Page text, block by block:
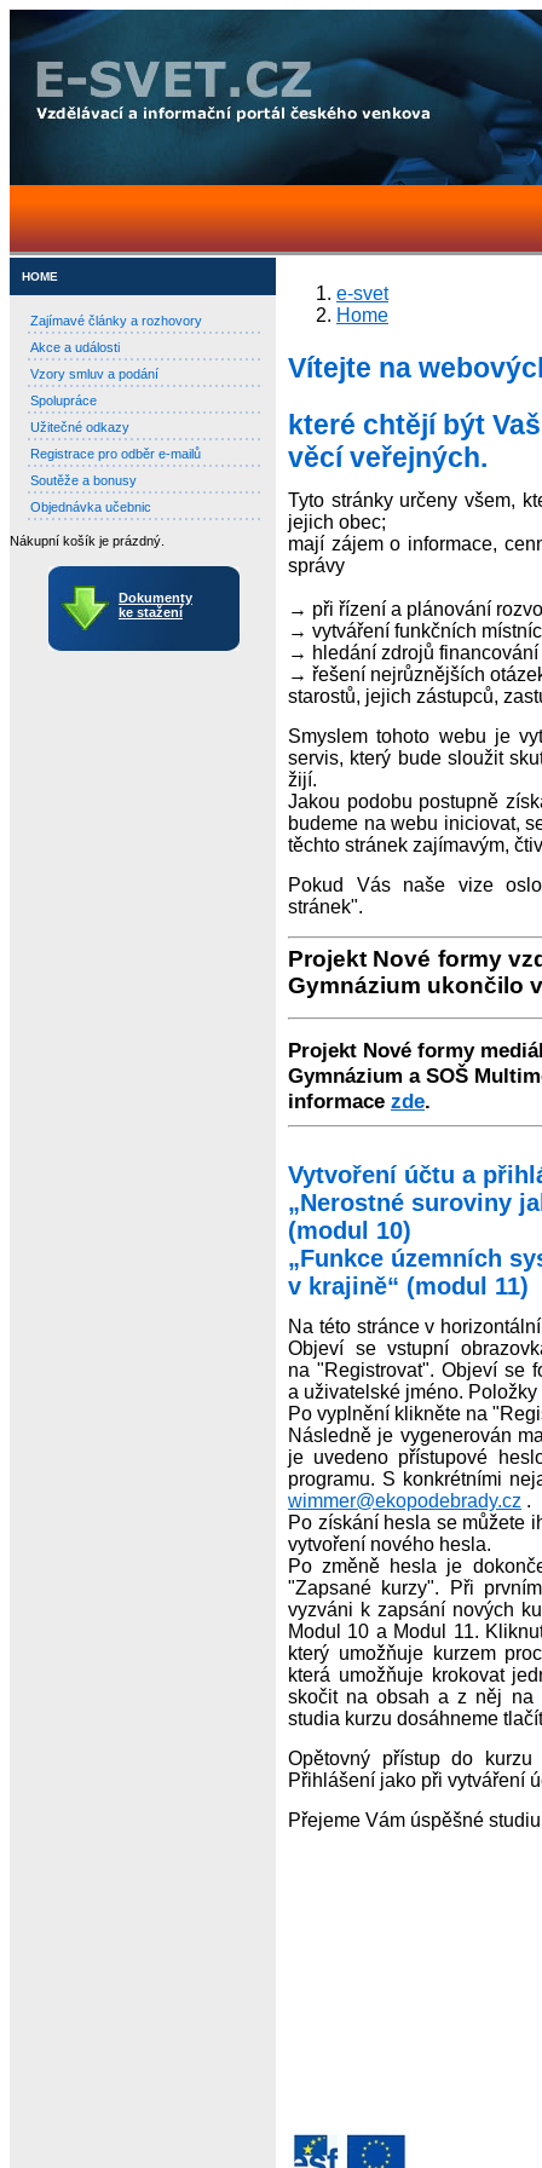
HOME
Zajímavé články a rozhovory
Akce a události
Vzory smluv a podání
Spolupráce
Užitečné odkazy
Registrace pro odběr e-mailů
Soutěže a bonusy
Objednávka učebnic
Nákupní košík je prázdný.
Dokumenty
ke stažení
e-svet
Home
Vítejte na
které chtějí být
věcí veřejných.
Tyto stránky určeny všem,
jejich obec;
mají zájem o informace,
správy
→ při řízení a plánování
→ vytváření funkčních
→ hledání zdrojů
→ řešení nejrůznějších
starostů, jejich zástupců,
Smyslem tohoto webu je
servis, který bude sloužit
žijí.
Jakou podobu postupně
budeme na webu iniciovat,
těchto stránek zajímavým,
Pokud Vás naše vize
stránek".
Projekt Nové formy
Gymnázium ukončilo
Projekt Nové formy
Gymnázium a SOŠ
informace zde.
Vytvoření účtu a
„Nerostné suroviny
(modul 10)
„Funkce územních
v krajině“ (modul 11)
Na této stránce v
Objeví se vstupní
na "Registrovat". Objeví se
a uživatelské jméno.
Po vyplnění klikněte na
Následně je vygenerován
je uvedeno přístupové
programu. S konkrétními
wimmer@ekopodebrady.cz .
Po získání hesla se můžete
vytvoření nového hesla.
Po změně hesla je
"Zapsané kurzy". Při
vyzváni k zapsání nových
Modul 10 a Modul 11.
který umožňuje kurzem
která umožňuje krokovat
skočit na obsah a z něj na
studia kurzu dosáhneme
Opětovný přístup do
Přihlášení jako při vytváření
Přejeme Vám úspěšné